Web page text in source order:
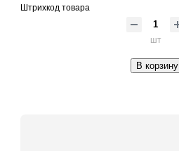
Штрихкод товара
шт
В корзину